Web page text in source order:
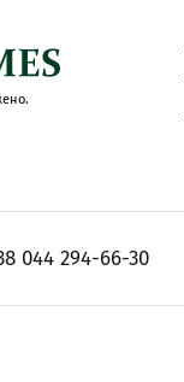
044 294-66-30